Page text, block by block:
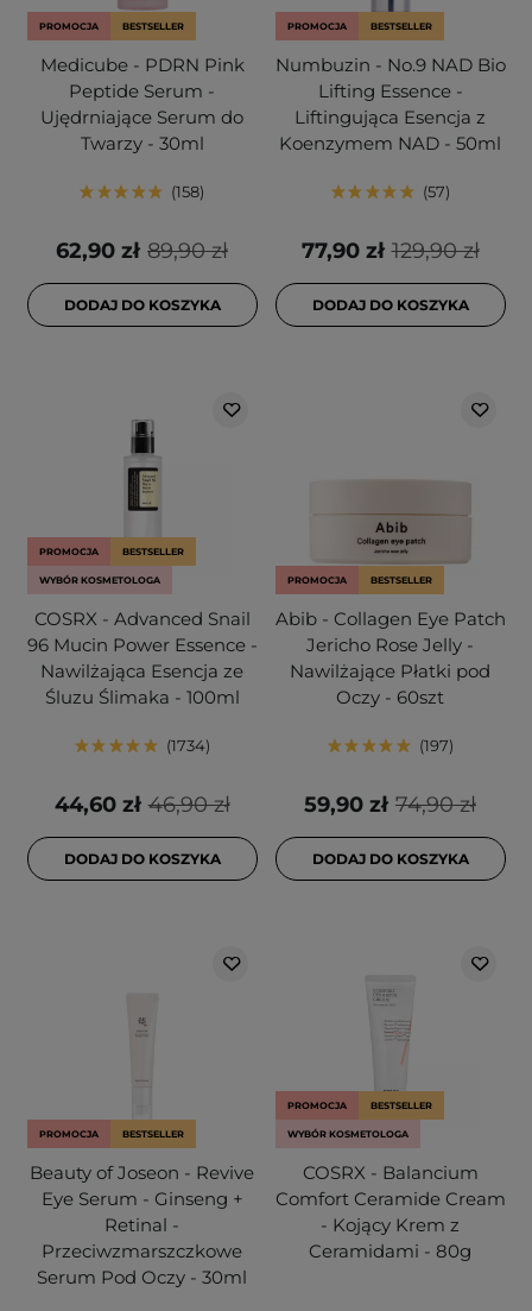
PROMOCJA BESTSELLER
Medicube - PDRN Pink
Peptide Serum -
Ujędrniające Serum do
Twarzy - 30ml
158
89,90 zł
62,90 zł
DODAJ DO KOSZYKA
PROMOCJA BESTSELLER
Numbuzin - No.9 NAD Bio
Lifting Essence -
Liftingująca Esencja z
Koenzymem NAD - 50ml
57
129,90 zł
77,90 zł
DODAJ DO KOSZYKA
PROMOCJA BESTSELLER
WYBÓR KOSMETOLOGA
COSRX - Advanced Snail
96 Mucin Power Essence -
Nawilżająca Esencja ze
Śluzu Ślimaka - 100ml
1734
46,90 zł
44,60 zł
DODAJ DO KOSZYKA
PROMOCJA BESTSELLER
Abib - Collagen Eye Patch
Jericho Rose Jelly -
Nawilżające Płatki pod
Oczy - 60szt
197
74,90 zł
59,90 zł
DODAJ DO KOSZYKA
PROMOCJA BESTSELLER
Beauty of Joseon - Revive
Eye Serum - Ginseng +
Retinal -
Przeciwzmarszczkowe
Serum Pod Oczy - 30ml
PROMOCJA BESTSELLER
WYBÓR KOSMETOLOGA
COSRX - Balancium
Comfort Ceramide Cream
- Kojący Krem z
Ceramidami - 80g